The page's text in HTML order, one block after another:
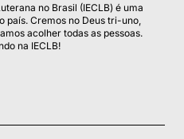
no Brasil (IECLB) é uma
país. Cremos no Deus tri-uno,
acolher todas as pessoas.
na IECLB!